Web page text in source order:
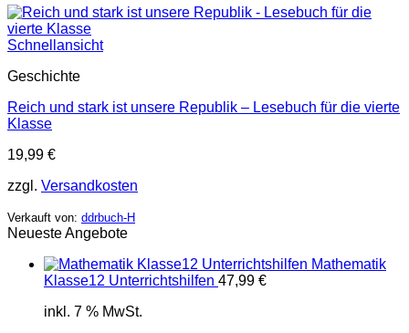
Schnellansicht
Geschichte
Reich und stark ist unsere Republik – Lesebuch für die vierte
Klasse
19,99 €
zzgl. Versandkosten
Verkauft von: ddrbuch-H
Neueste Angebote
Mathematik
Klasse12 Unterrichtshilfen 47,99 €
inkl. 7 % MwSt.